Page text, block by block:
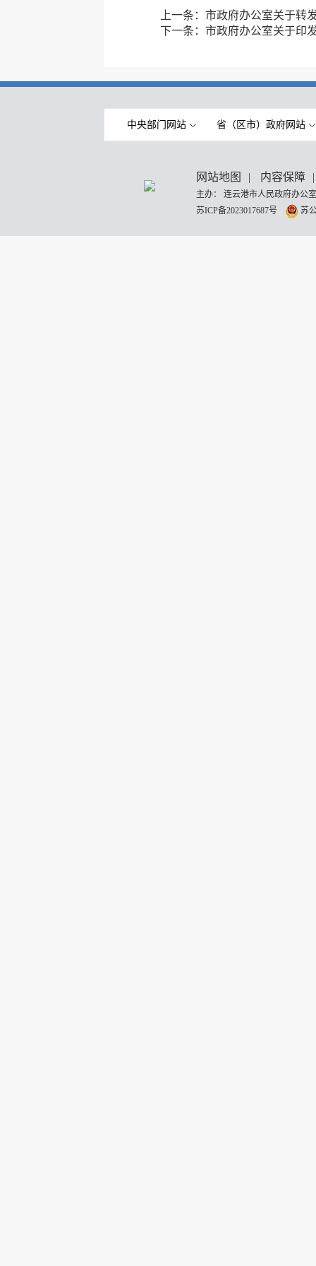
上一条： 市政府办公室关于转
下一条： 市政府办公室关于印
中央部门网站 省（区市）政府网站
网站地图 | 内容保障 |
主办： 连云港市人民政府办
苏ICP备2023017687号
苏